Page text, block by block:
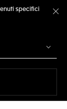
specifici